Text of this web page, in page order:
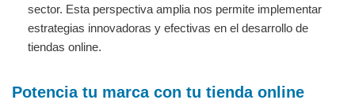
sector. Esta perspectiva amplia nos permite implementar
estrategias innovadoras y efectivas en el desarrollo de
tiendas online.
Potencia tu marca con tu tienda online